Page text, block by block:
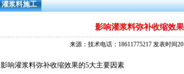
灌浆料施工
影响灌浆料弥补收缩效
来源：技术电话：18611775217 发表时间
影响灌浆料弥补收缩效果的5大主要因素